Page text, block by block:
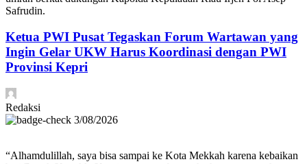
Safrudin.
Ketua PWI Pusat Tegaskan Forum Wartawan yang
Ingin Gelar UKW Harus Koordinasi dengan PWI
Provinsi Kepri
Redaksi
3/08/2026
“Alhamdulillah, saya bisa sampai ke Kota Mekkah karena kebaikan